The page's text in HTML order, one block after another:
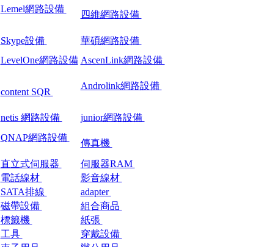
Lemel網路設備
四維網路設備
Skype設備 華碩網路設備
LevelOne網路設備 AscenLink網路設備
content SQR
Androlink網路設備
netis 網路設備
junior網路設備
QNAP網路設備
傳真機
直立式伺服器
伺服器RAM
電話線材
影音線材
SATA排線
adapter
磁帶設備
組合商品
標籤機
紙張
工具
穿戴設備